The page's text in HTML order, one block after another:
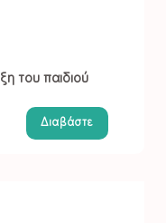
του παιδιού
Διαβάστε